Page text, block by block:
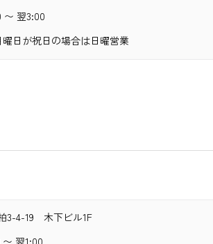
〜 翌3:00
曜日が祝日の場合は日曜営業
3-4-19 木下ビル1F
〜 翌1:00